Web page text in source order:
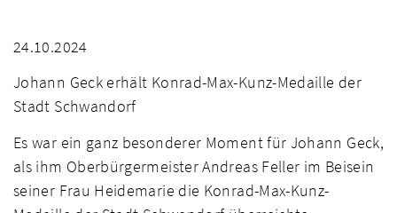
24.10.2024
Johann Geck erhält Konrad-Max-Kunz-Medaille der
Stadt Schwandorf
Es war ein ganz besonderer Moment für Johann Geck,
als ihm Oberbürgermeister Andreas Feller im Beisein
seiner Frau Heidemarie die Konrad-Max-Kunz-